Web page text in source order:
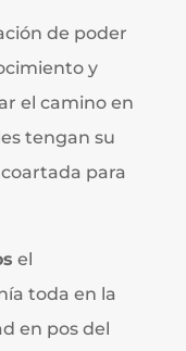
de poder
y
el camino en
tengan su
para
el
toda en la
en pos del